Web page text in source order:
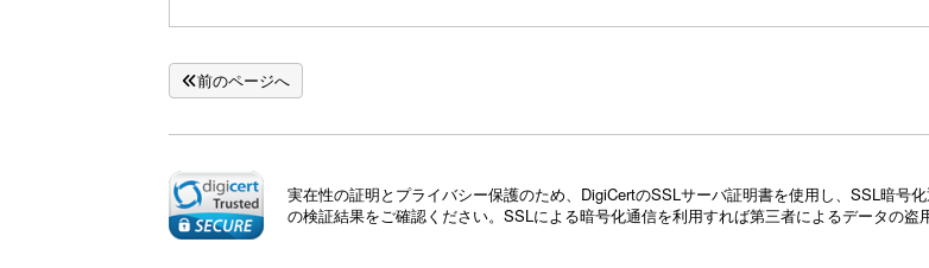
前のページへ
実在性の証明とプライバシー保護のため、DigiCertのSSLサーバ証明書を使用し、SSL暗号
の検証結果をご確認ください。SSLによる暗号化通信を利用すれば第三者によるデータの